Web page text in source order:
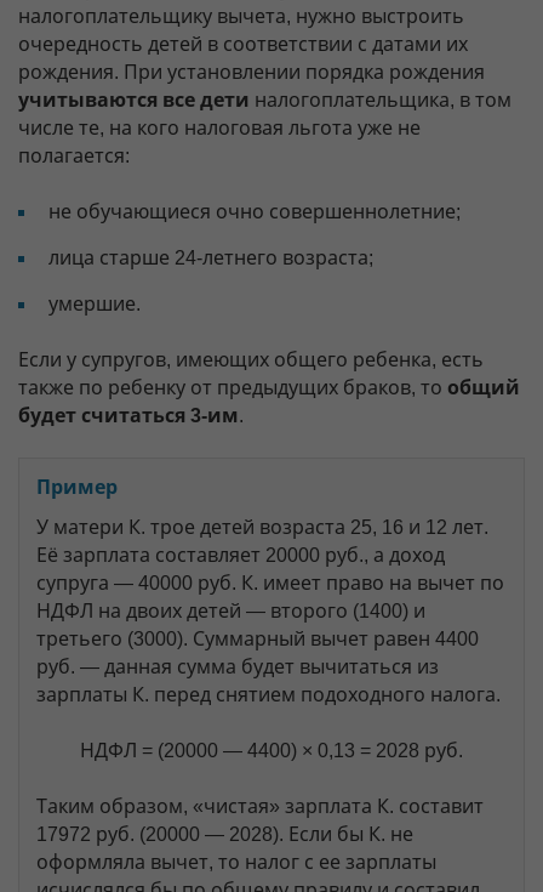
налогоплательщику вычета, нужно выстроить
очередность детей в соответствии с датами их
рождения. При установлении порядка рождения
учитываются все дети налогоплательщика, в том
числе те, на кого налоговая льгота уже не
полагается:
не обучающиеся очно совершеннолетние;
лица старше 24-летнего возраста;
умершие.
Если у супругов, имеющих общего ребенка, есть
также по ребенку от предыдущих браков, то общий
будет считаться 3-им.
Пример
У матери К. трое детей возраста 25, 16 и 12 лет.
Её зарплата составляет 20000 руб., а доход
супруга — 40000 руб. К. имеет право на вычет по
НДФЛ на двоих детей — второго (1400) и
третьего (3000). Суммарный вычет равен 4400
руб. — данная сумма будет вычитаться из
зарплаты К. перед снятием подоходного налога.
НДФЛ = (20000 — 4400) × 0,13 = 2028 руб.
Таким образом, «чистая» зарплата К. составит
17972 руб. (20000 — 2028). Если бы К. не
оформляла вычет, то налог с ее зарплаты